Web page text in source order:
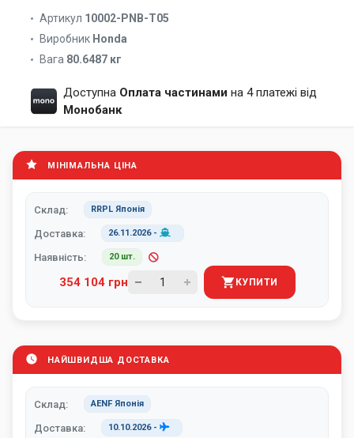
Артикул 10002-PNB-T05
Виробник Honda
Вага 80.6487 кг
Доступна Оплата частинами на 4 платежі від
Монобанк
МІНІМАЛЬНА ЦІНА
Склад: RRPL Японія
Доставка: 26.11.2026-
Наявність: 20 шт.
354 104 грн КУПИТИ
НАЙШВИДША ДОСТАВКА
Склад: AENF Японія
Доставка: 10.10.2026-